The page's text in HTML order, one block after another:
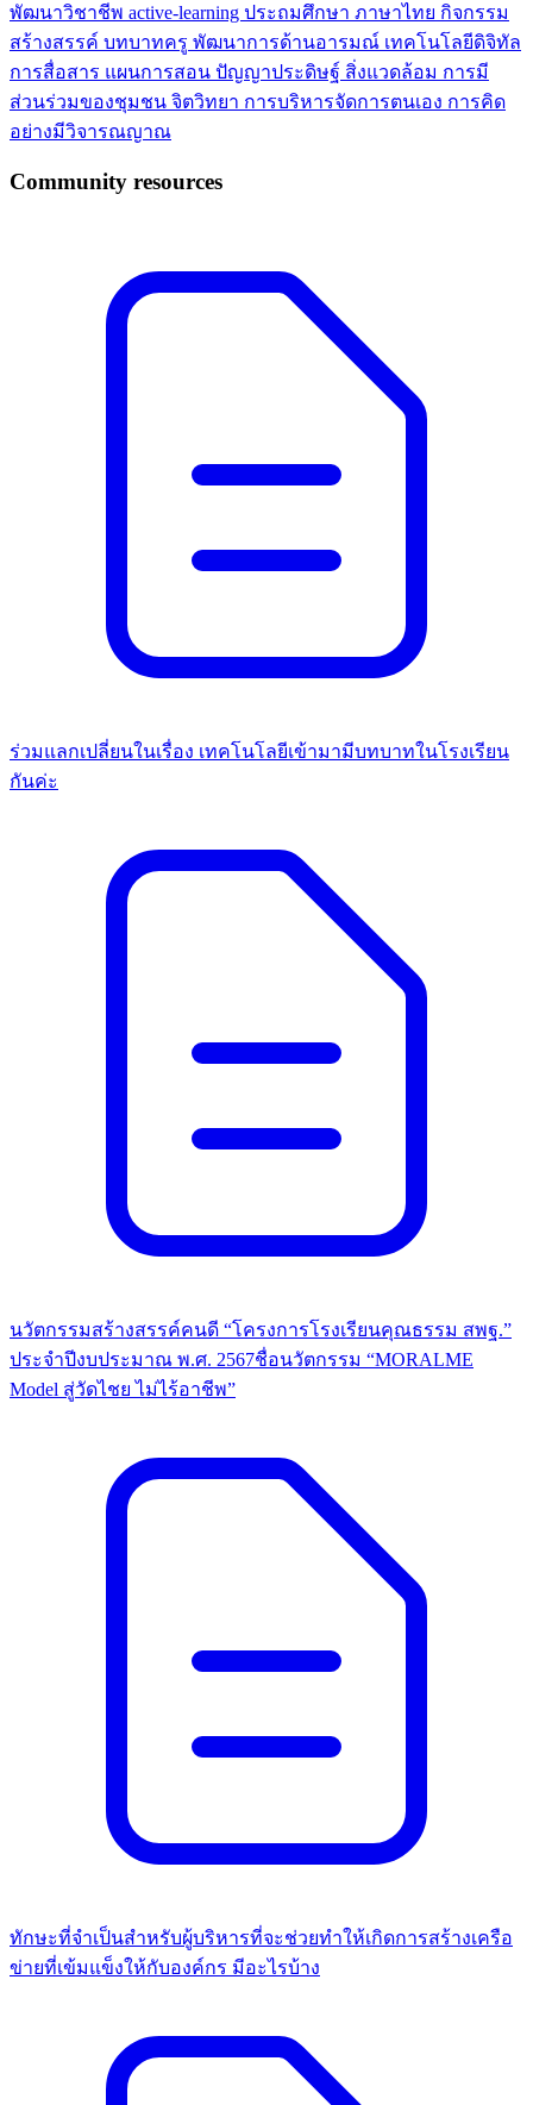
พัฒนาวิชาชีพ active-learning ประถมศึกษา ภาษาไทย กิจกรรม
สร้างสรรค์ บทบาทครู พัฒนาการด้านอารมณ์ เทคโนโลยีดิจิทัล
การสื่อสาร แผนการสอน ปัญญาประดิษฐ์ สิ่งแวดล้อม การมี
ส่วนร่วมของชุมชน จิตวิทยา การบริหารจัดการตนเอง การคิด
อย่างมีวิจารณญาณ
Community resources
ร่วมแลกเปลี่ยนในเรื่อง เทคโนโลยีเข้ามามีบทบาทในโรงเรียน
กันค่ะ
นวัตกรรมสร้างสรรค์คนดี “โครงการโรงเรียนคุณธรรม สพฐ.”
ประจำปีงบประมาณ พ.ศ. 2567ชื่อนวัตกรรม “MORALME
Model สู่วัดไชย ไม่ไร้อาชีพ”
ทักษะที่จำเป็นสำหรับผู้บริหารที่จะช่วยทำให้เกิดการสร้างเครือ
ข่ายที่เข้มแข็งให้กับองค์กร มีอะไรบ้าง